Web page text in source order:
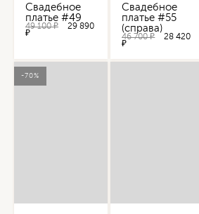
Свадебное
платье #49
49 100 ₽
29 890
₽
Свадебное
платье #55
(справа)
46 700 ₽
28 420
₽
-70%